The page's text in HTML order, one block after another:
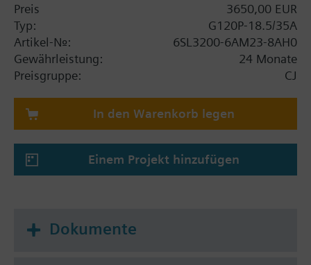
Preis
3650,00 EUR
Typ:
G120P-18.5/35A
Artikel-Nr.:
6SL3200-6AM23-8AH0
Gewährleistung:
24 Monate
Preisgruppe:
CJ
In den Warenkorb legen
Einem Projekt hinzufügen
Dokumente